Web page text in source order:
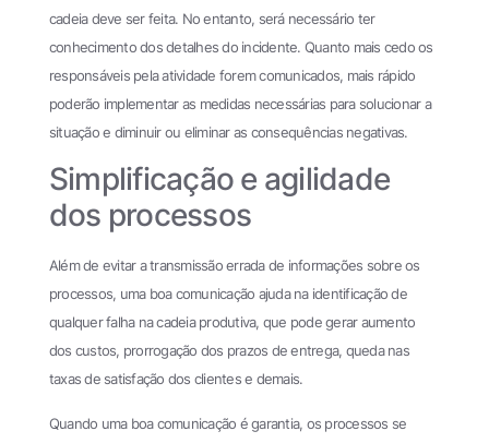
cadeia deve ser feita. No entanto, será necessário ter
conhecimento dos detalhes do incidente. Quanto mais cedo os
responsáveis pela atividade forem comunicados, mais rápido
poderão implementar as medidas necessárias para solucionar a
situação e diminuir ou eliminar as consequências negativas.
Simplificação e agilidade
dos processos
Além de evitar a transmissão errada de informações sobre os
processos, uma boa comunicação ajuda na identificação de
qualquer falha na cadeia produtiva, que pode gerar aumento
dos custos, prorrogação dos prazos de entrega, queda nas
taxas de satisfação dos clientes e demais.
Quando uma boa comunicação é garantia, os processos se